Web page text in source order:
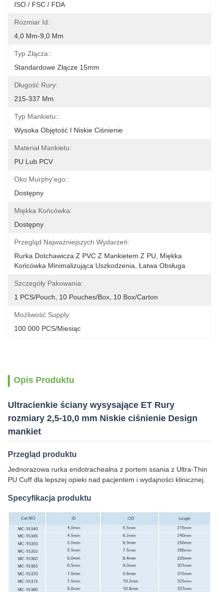
ISO / FSC / FDA
Rozmiar Id:
4,0 Mm-9,0 Mm
Typ Złącza::
Standardowe Złącze 15mm
Długość Rury:
215-337 Mm
Typ Mankietu::
Wysoka Objętość I Niskie Ciśnienie
Materiał Mankietu:
PU Lub PCV
Oko Murphy'ego::
Dostępny
Miękka Końcówka:
Dostępny
Przegląd Najważniejszych Wydarzeń:
Rurka Dotchawicza Z PVC Z Mankietem Z PU, Miękka
Końcówka Minimalizująca Uszkodzenia, Łatwa Obsługa
Szczegóły Pakowania:
1 PCS/Pouch, 10 Pouches/Box, 10 Box/Carton
Możliwość Supply:
100 000 PCS/miesiąc
Opis Produktu
Ultracienkie ściany wysysające ET Rury
rozmiary 2,5-10,0 mm Niskie ciśnienie Design
mankiet
Przegląd produktu
Jednorazowa rurka endotrachealna z portem ssania z Ultra-Thin
PU Cuff dla lepszej opieki nad pacjentem i wydajności klinicznej.
Specyfikacja produktu